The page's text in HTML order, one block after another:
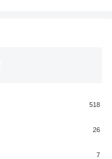
518
26
7